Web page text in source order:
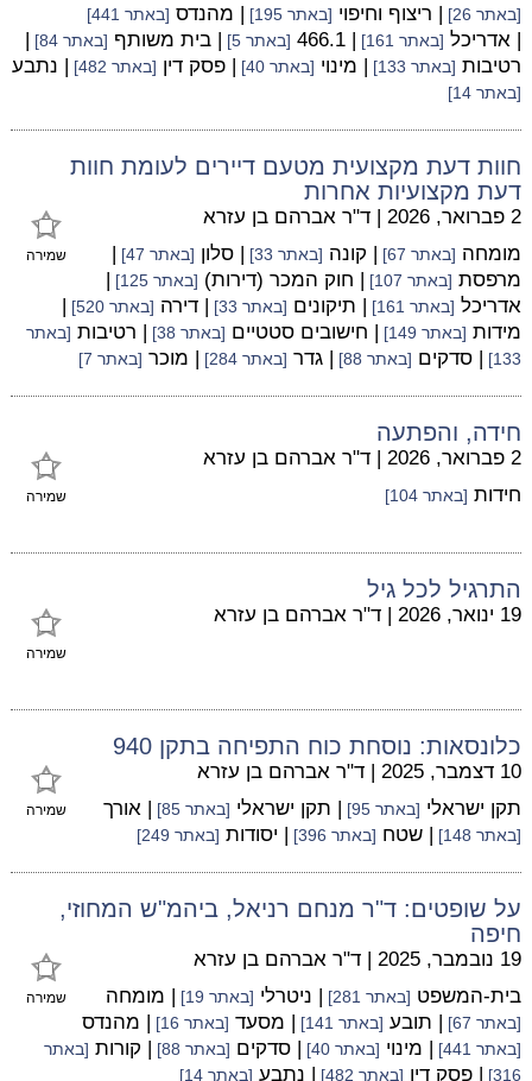
[באתר 26] | ריצוף וחיפוי [באתר 195] | מהנדס [באתר 441]
| אדריכל [באתר 161] | 466.1 [באתר 5] | בית משותף [באתר 84]
|
רטיבות [באתר 133] | מינוי [באתר 40] | פסק דין [באתר 482] | נתבע
[באתר 14]
חוות דעת מקצועית מטעם דיירים לעומת חוות
דעת מקצועיות אחרות
שמירה
2 פברואר, 2026 | ד"ר אברהם בן עזרא
מומחה [באתר 67] | קונה [באתר 33] | סלון [באתר 47]
|
מרפסת [באתר 107] | חוק המכר (דירות) [באתר 125]
|
אדריכל [באתר 161] | תיקונים [באתר 33] | דירה [באתר 520]
|
מידות [באתר 149] | חישובים סטטיים [באתר 38] | רטיבות [באתר
133]
| סדקים [באתר 88] | גדר [באתר 284] | מוכר [באתר 7]
חידה, והפתעה
שמירה
2 פברואר, 2026 | ד"ר אברהם בן עזרא
חידות [באתר 104]
התרגיל לכל גיל
שמירה
19 ינואר, 2026 | ד"ר אברהם בן עזרא
כלונסאות: נוסחת כוח התפיחה בתקן 940
שמירה
10 דצמבר, 2025 | ד"ר אברהם בן עזרא
תקן ישראלי [באתר 95] | תקן ישראלי [באתר 85] | אורך
[באתר 148] | שטח [באתר 396] | יסודות [באתר 249]
על שופטים: ד"ר מנחם רניאל, ביהמ"ש המחוזי,
חיפה
שמירה
19 נובמבר, 2025 | ד"ר אברהם בן עזרא
בית-המשפט [באתר 281] | ניטרלי [באתר 19] | מומחה
[באתר 67] | תובע [באתר 141] | מסעד [באתר 16] | מהנדס
[באתר 441] | מינוי [באתר 40] | סדקים [באתר 88] | קורות [באתר
316]
| פסק דין [באתר 482] | נתבע [באתר 14]